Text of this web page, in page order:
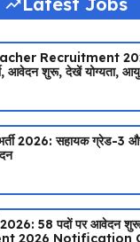
Recruitment
आवेदन शुरू, देखें योग्यता, आयु
2026: सहायक ग्रेड-3
2026: 58 पदों पर आवेदन
2026 Notification